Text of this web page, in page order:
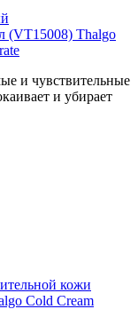
(VT15008) Thalgo
и чувствительные
и убирает
кожи
Cold Cream